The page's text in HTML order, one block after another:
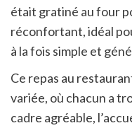
était gratiné au four
réconfortant, idéal
à la fois simple et
Ce repas au
variée, où chacun a
cadre agréable,